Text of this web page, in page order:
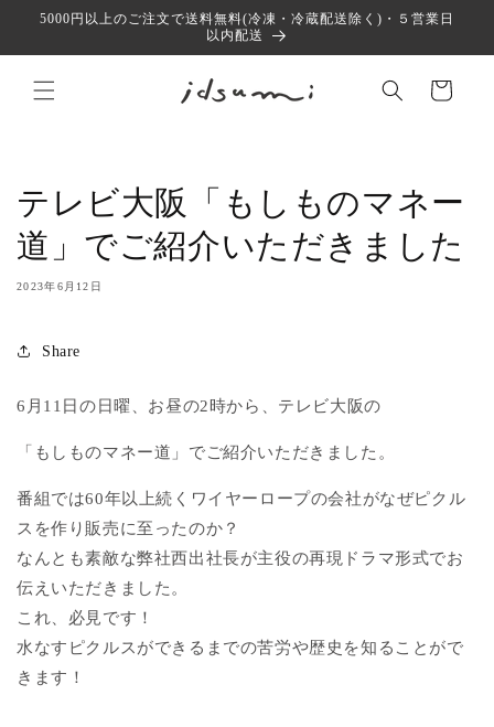
ンツに
5000円以上のご注文で送料無料(冷凍・冷蔵配送除く)・５営業日
以内配送
ー
テレビ大阪「もしものマネー
道」でご紹介いただきました
2023年6月12日
Share
6月11日の日曜、お昼の2時から、テレビ大阪の
「もしものマネー道」でご紹介いただきました。
番組では60年以上続くワイヤーロープの会社がなぜピクル
スを作り販売に至ったのか？
なんとも素敵な弊社西出社長が主役の再現ドラマ形式でお
伝えいただきました。
これ、必見です！
水なすピクルスができるまでの苦労や歴史を知ることがで
きます！